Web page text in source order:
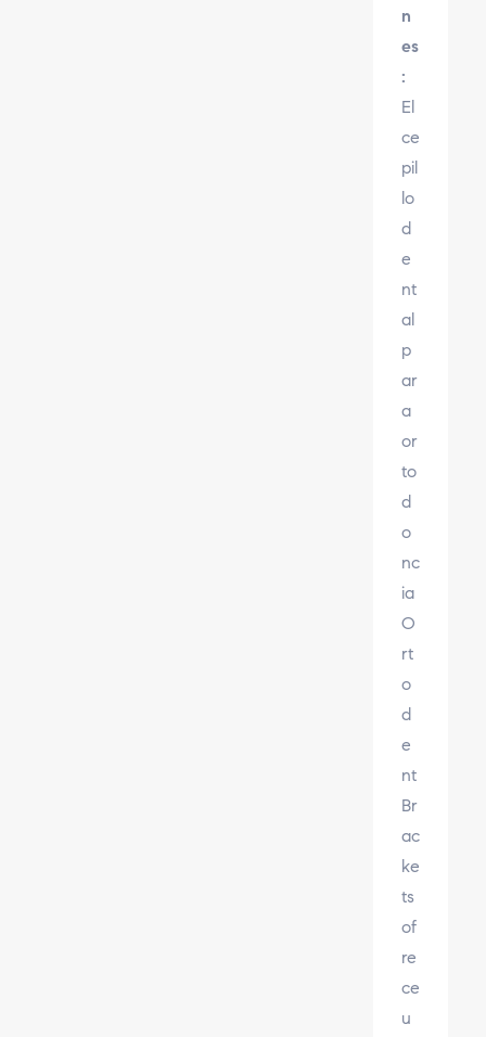
n
es
:
El
ce
pil
lo
d
e
nt
al
p
ar
a
or
to
d
o
nc
ia
O
rt
o
d
e
nt
Br
ac
ke
ts
of
re
ce
u